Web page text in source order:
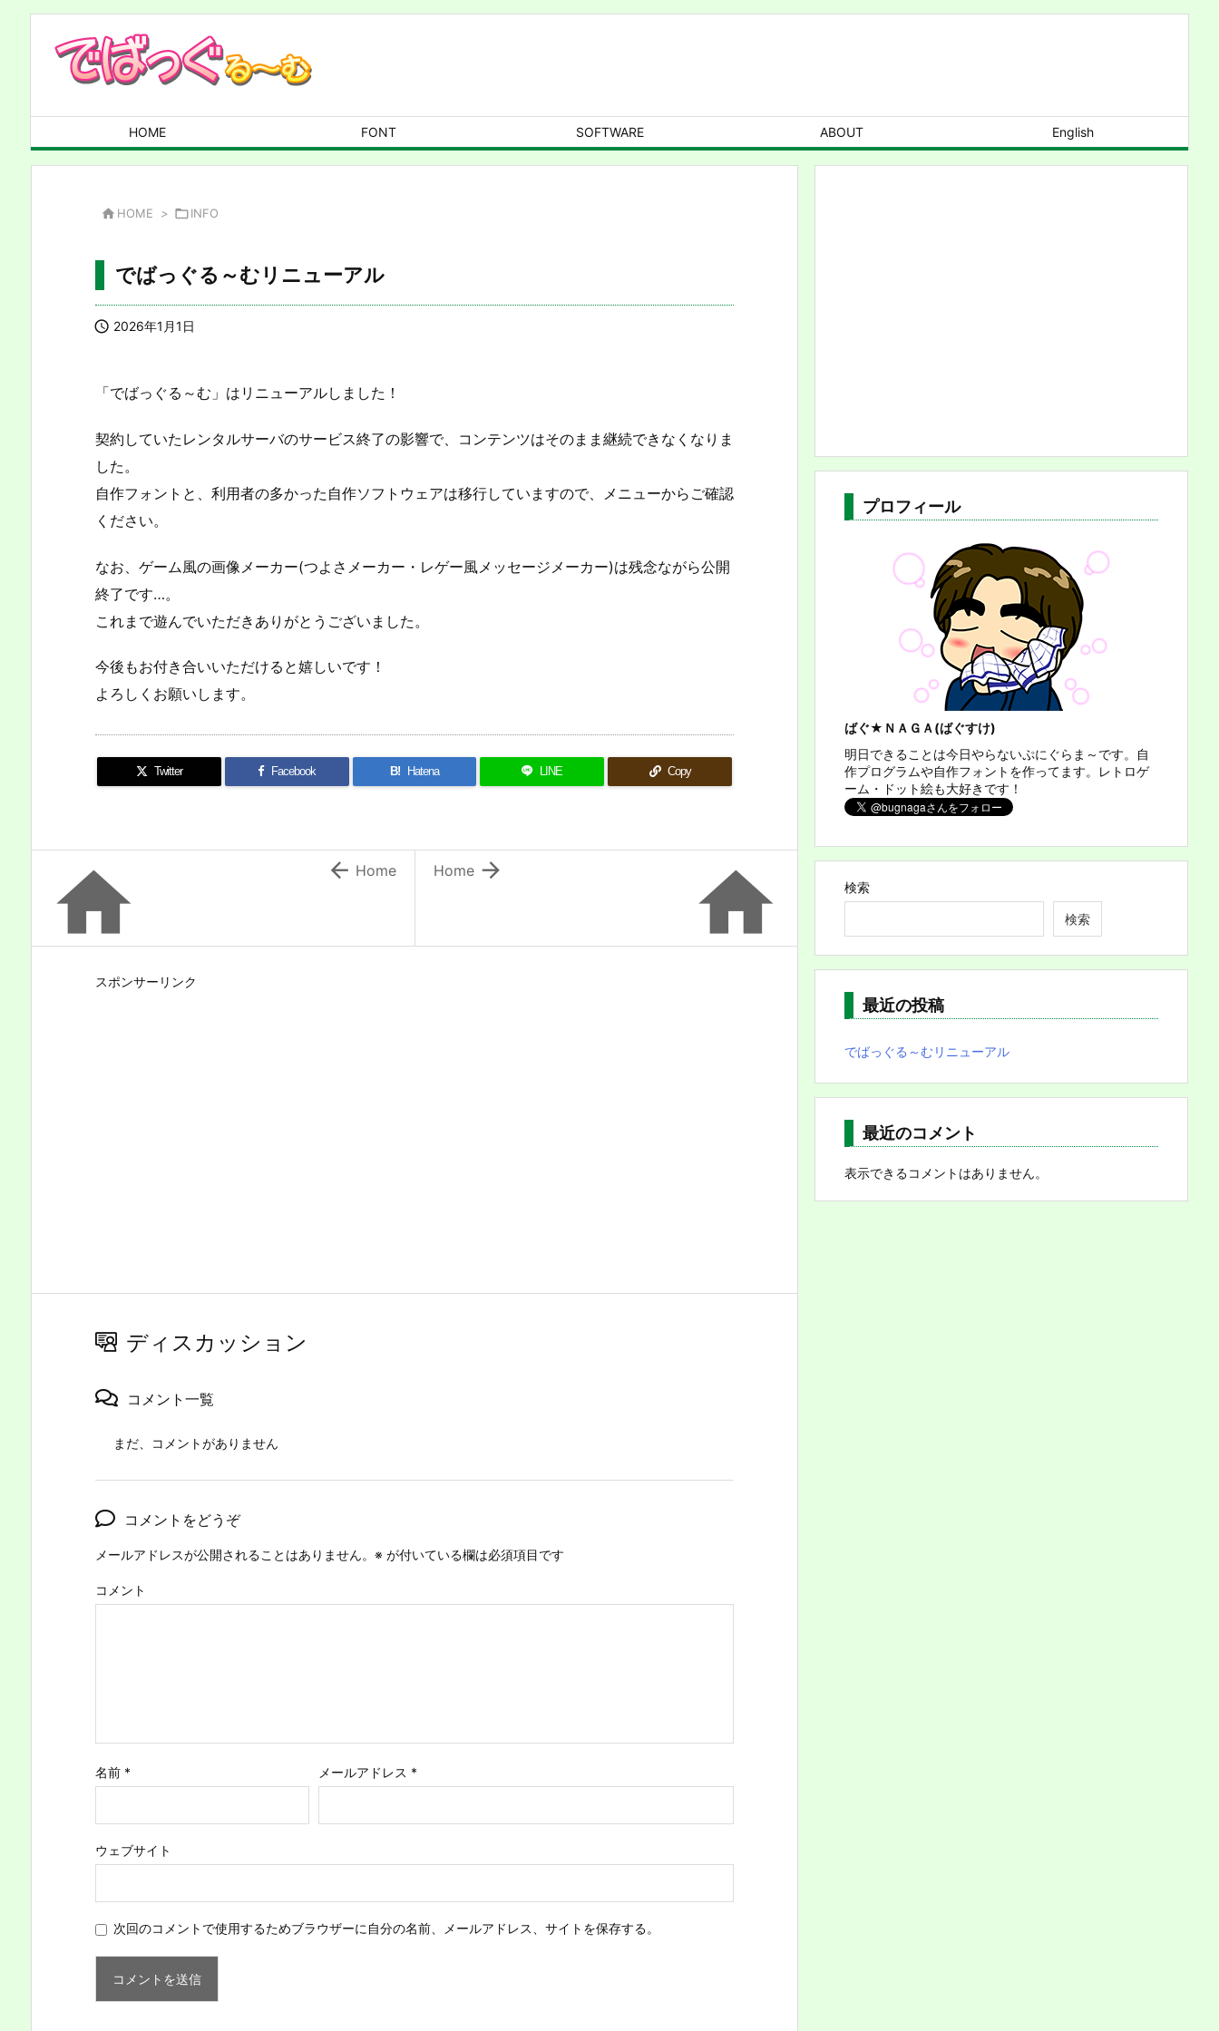
HOME FONT SOFTWARE ABOUT English
 HOME > INFO
でばっぐる～むリニューアル
 2026年1月1日
「でばっぐる～む」はリニューアルしました！
契約していたレンタルサーバのサービス終了の影響で、コンテンツはそのまま継続できなくなりま
した。
自作フォントと、利用者の多かった自作ソフトウェアは移行していますので、メニューからご確認
ください。
なお、ゲーム風の画像メーカー(つよさメーカー・レゲー風メッセージメーカー)は残念ながら公開
終了です…。
これまで遊んでいただきありがとうございました。
今後もお付き合いいただけると嬉しいです！
よろしくお願いします。
Twitter Facebook B! Hatena LINE Copy


Home
  Home
スポンサーリンク
ディスカッション
コメント一覧
まだ、コメントがありません
コメントをどうぞ
メールアドレスが公開されることはありません。 ※ が付いている欄は必須項目です
コメント
名前 * メールアドレス *
ウェブサイト
次回のコメントで使用するためブラウザーに自分の名前、メールアドレス、サイトを保存する。
プロフィール
ばぐ★ＮＡＧＡ(ばぐすけ)
明日できることは今日やらないぷにぐらま～です。自
作プログラムや自作フォントを作ってます。レトロゲ
ーム・ドット絵も大好きです！
検索
検索
最近の投稿
でばっぐる～むリニューアル
最近のコメント
表示できるコメントはありません。